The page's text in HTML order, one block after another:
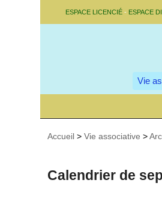
ESPACE LICENCIÉ - ESPACE
Vie
Accueil >Vie associative >
Calendrier de